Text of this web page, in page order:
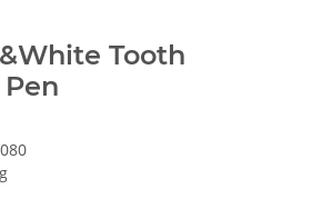
Tooth